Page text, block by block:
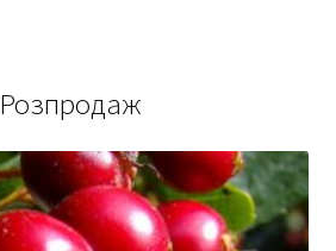
Розпродаж